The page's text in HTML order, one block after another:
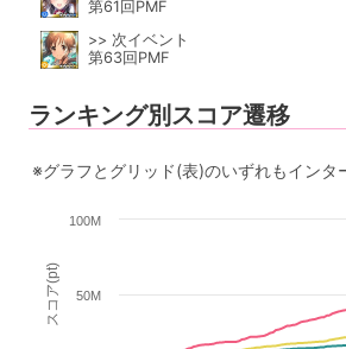
第61回PMF
>> 次イベント
第63回PMF
ランキング別スコア遷移
※グラフとグリッド(表)のいずれもインタ
スコア(pt) 50M
100M